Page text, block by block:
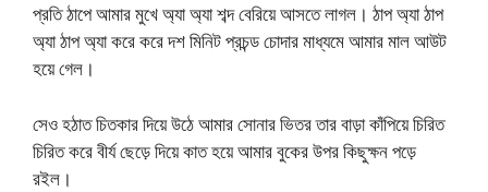
প্রতি ঠাপে আমার মুখে অ্যা অ্যা শব্দ বেরিয়ে আসতে লাগল। ঠাপ অ্যা ঠাপ
অ্যা ঠাপ অ্যা করে করে দশ মিনিট প্রচন্ড চোদার মাধ্যমে আমার মাল আউট
হয়ে গেল।
সেও হঠাত চিতকার দিয়ে উঠে আমার সোনার ভিতর তার বাড়া কাঁপিয়ে চিরিত
চিরিত করে বীর্য ছেড়ে দিয়ে কাত হয়ে আমার বুকের উপর কিছুক্ষন পড়ে
রইল।